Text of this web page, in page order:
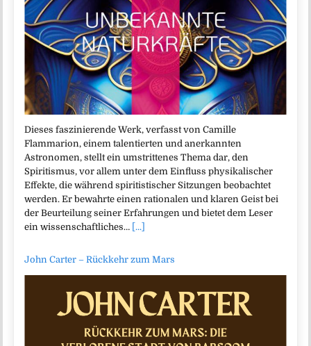
Dieses faszinierende Werk, verfasst von Camille
Flammarion, einem talentierten und anerkannten
Astronomen, stellt ein umstrittenes Thema dar, den
Spiritismus, vor allem unter dem Einfluss physikalischer
Effekte, die während spiritistischer Sitzungen beobachtet
werden. Er bewahrte einen rationalen und klaren Geist bei
der Beurteilung seiner Erfahrungen und bietet dem Leser
ein wissenschaftliches… [...]
John Carter – Rückkehr zum Mars